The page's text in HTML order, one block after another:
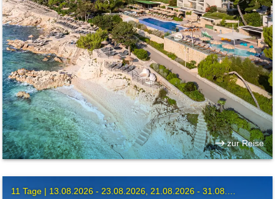
zur Reise
11 Tage | 13.08.2026 - 23.08.2026 21.08.2026 - 31.08.2026